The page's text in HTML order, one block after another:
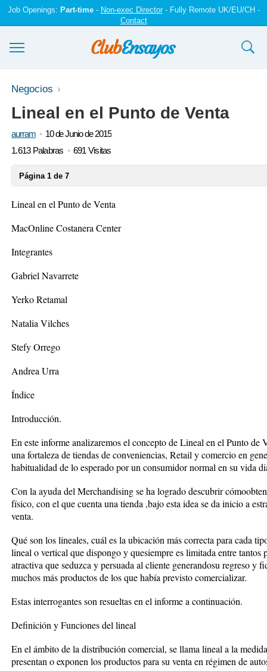
Job Openings: Part-time- Non-exec Director- Fully Remote UK/EU/CH -
Contact
Ensayos y trabajos
Registrarse
Iniciar sesión
Negocios
Lineal en el Punto de Venta
aurram
10 de Junio de 2015
1.613 Palabras
691 Visitas
Página 1 de 7
Lineal en el Punto de Venta
MacOnline Costanera Center
Integrantes
Gabriel Navarrete
Yerko Retamal
Natalia Vilches
Stefy Orrego
Andrea Urra
Índice
Introducción.
En este informe analizaremos el concepto de Lineal en el Punto de
una fortaleza de tiendas de conveniencias, Retail y comercio en
habitualidad de lo esperado por un consumidor normal en su vida
Con la ayuda del Merchandising se ha logrado descubrir
físico, con el que cuenta una tienda ,bajo esta idea se da inicio a
venta.
Qué son los lineales, cuál es la ubicación más correcta para cada
lineal o vertical que dispongo y quesiempre es limitada entre tantos
atractiva que seduzca y persuada al cliente generandosu regreso y
muchos más productos de los que había previsto comercializar.
Estas interrogantes son resueltas en el informe a continuación.
Definición y Funciones del lineal
En el ámbito de la distribución comercial, se llama lineal a la
presentan o exponen los productos para su venta en régimen de